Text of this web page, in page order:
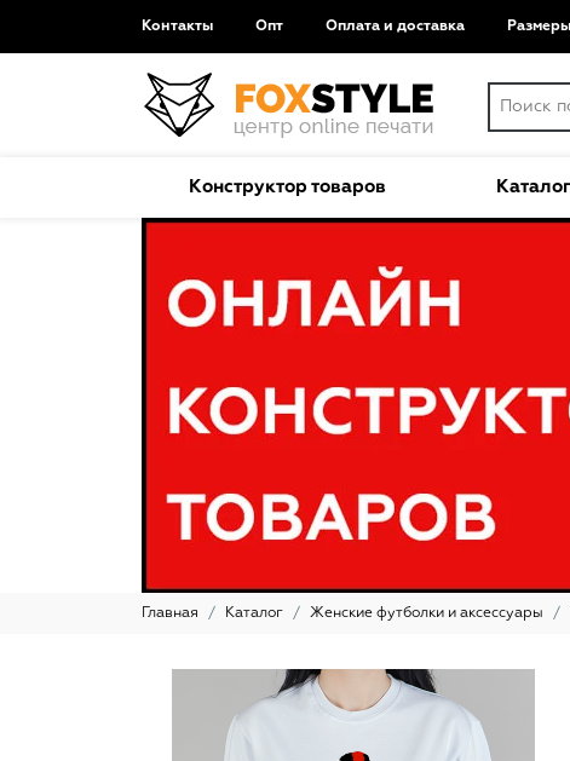
Контакты Опт Оплата и доставка Размеры
Конструктор товаров Каталог
Главная Каталог Женские футболки и аксессуары